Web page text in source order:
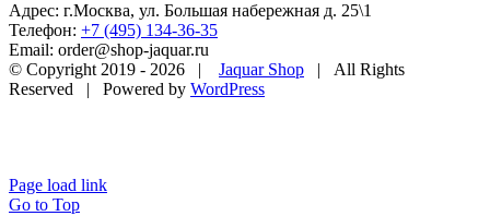
Адрес: г.Москва, ул. Большая набережная д. 25\1
Телефон: +7 (495) 134-36-35
Email: order@shop-jaquar.ru
© Copyright 2019 - 2026 | Jaquar Shop | All Rights
Reserved | Powered by WordPress
Page load link
Go to Top